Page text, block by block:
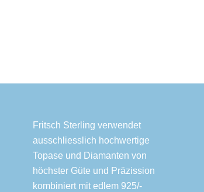
Fritsch Sterling verwendet
ausschliesslich hochwertige
Topase und Diamanten von
höchster Güte und Präzission
kombiniert mit edlem 925/-